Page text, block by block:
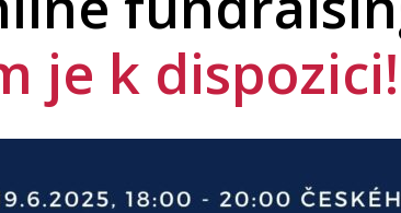
je k dispozici!